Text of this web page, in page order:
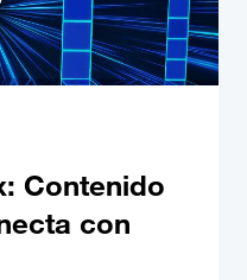
Contenido
con